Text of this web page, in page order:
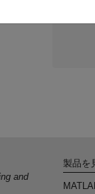
and
製品を